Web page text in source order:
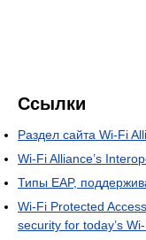
Ссылки
Раздел сайта Wi-Fi
Wi-Fi Alliance’s
Типы EAP,
Wi-Fi Protected
security for today’s